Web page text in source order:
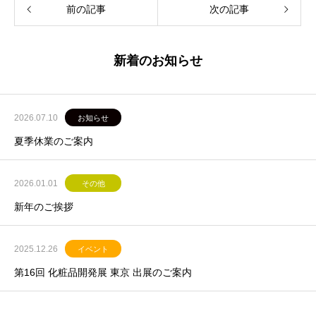
前の記事 次の記事
新着のお知らせ
2026.07.10 お知らせ
夏季休業のご案内
2026.01.01 その他
新年のご挨拶
2025.12.26 イベント
第16回 化粧品開発展 東京 出展のご案内